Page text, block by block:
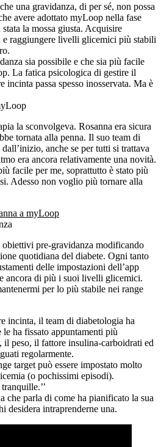
una gravidanza, di per sé, non possa
avere adottato myLoop nella fase
la mossa giusta. Acquisire
e raggiungere livelli glicemici più stabili
sia possibile e che sia più facile
La fatica psicologica di gestire il
incinta passa spesso inosservata. Ma è
la sconvolgeva. Rosanna era sicura
tornata alla penna. Il suo team di
anche se per tutti si trattava
era ancora relativamente una novità.
facile per me, soprattutto è stato più
Adesso non voglio più tornare alla
a myLoop
pre-gravidanza modificando
quotidiana del diabete. Ogni tanto
delle impostazioni dell’app
ancora di più i suoi livelli glicemici.
per lo più stabile nei range
incinta, il team di diabetologia ha
ha fissato appuntamenti più
il peso, il fattore insulina-carboidrati ed
regolarmente.
target può essere impostato molto
(o pochissimi episodi).
che parla di come ha pianificato la sua
desidera intraprenderne una.